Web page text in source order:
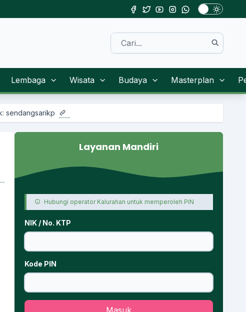
Lembaga Wisata Budaya Masterplan
Layanan Mandiri
Hubungi operator Kalurahan untuk memperoleh PIN
NIK / No. KTP
Kode PIN